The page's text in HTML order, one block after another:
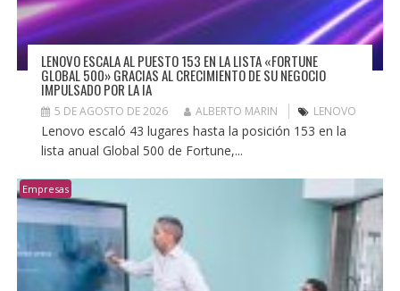
LENOVO ESCALA AL PUESTO 153 EN LA LISTA «FORTUNE
GLOBAL 500» GRACIAS AL CRECIMIENTO DE SU NEGOCIO
IMPULSADO POR LA IA
5 DE AGOSTO DE 2026 ALBERTO MARIN LENOVO
Lenovo escaló 43 lugares hasta la posición 153 en la
lista anual Global 500 de Fortune,...
Empresas